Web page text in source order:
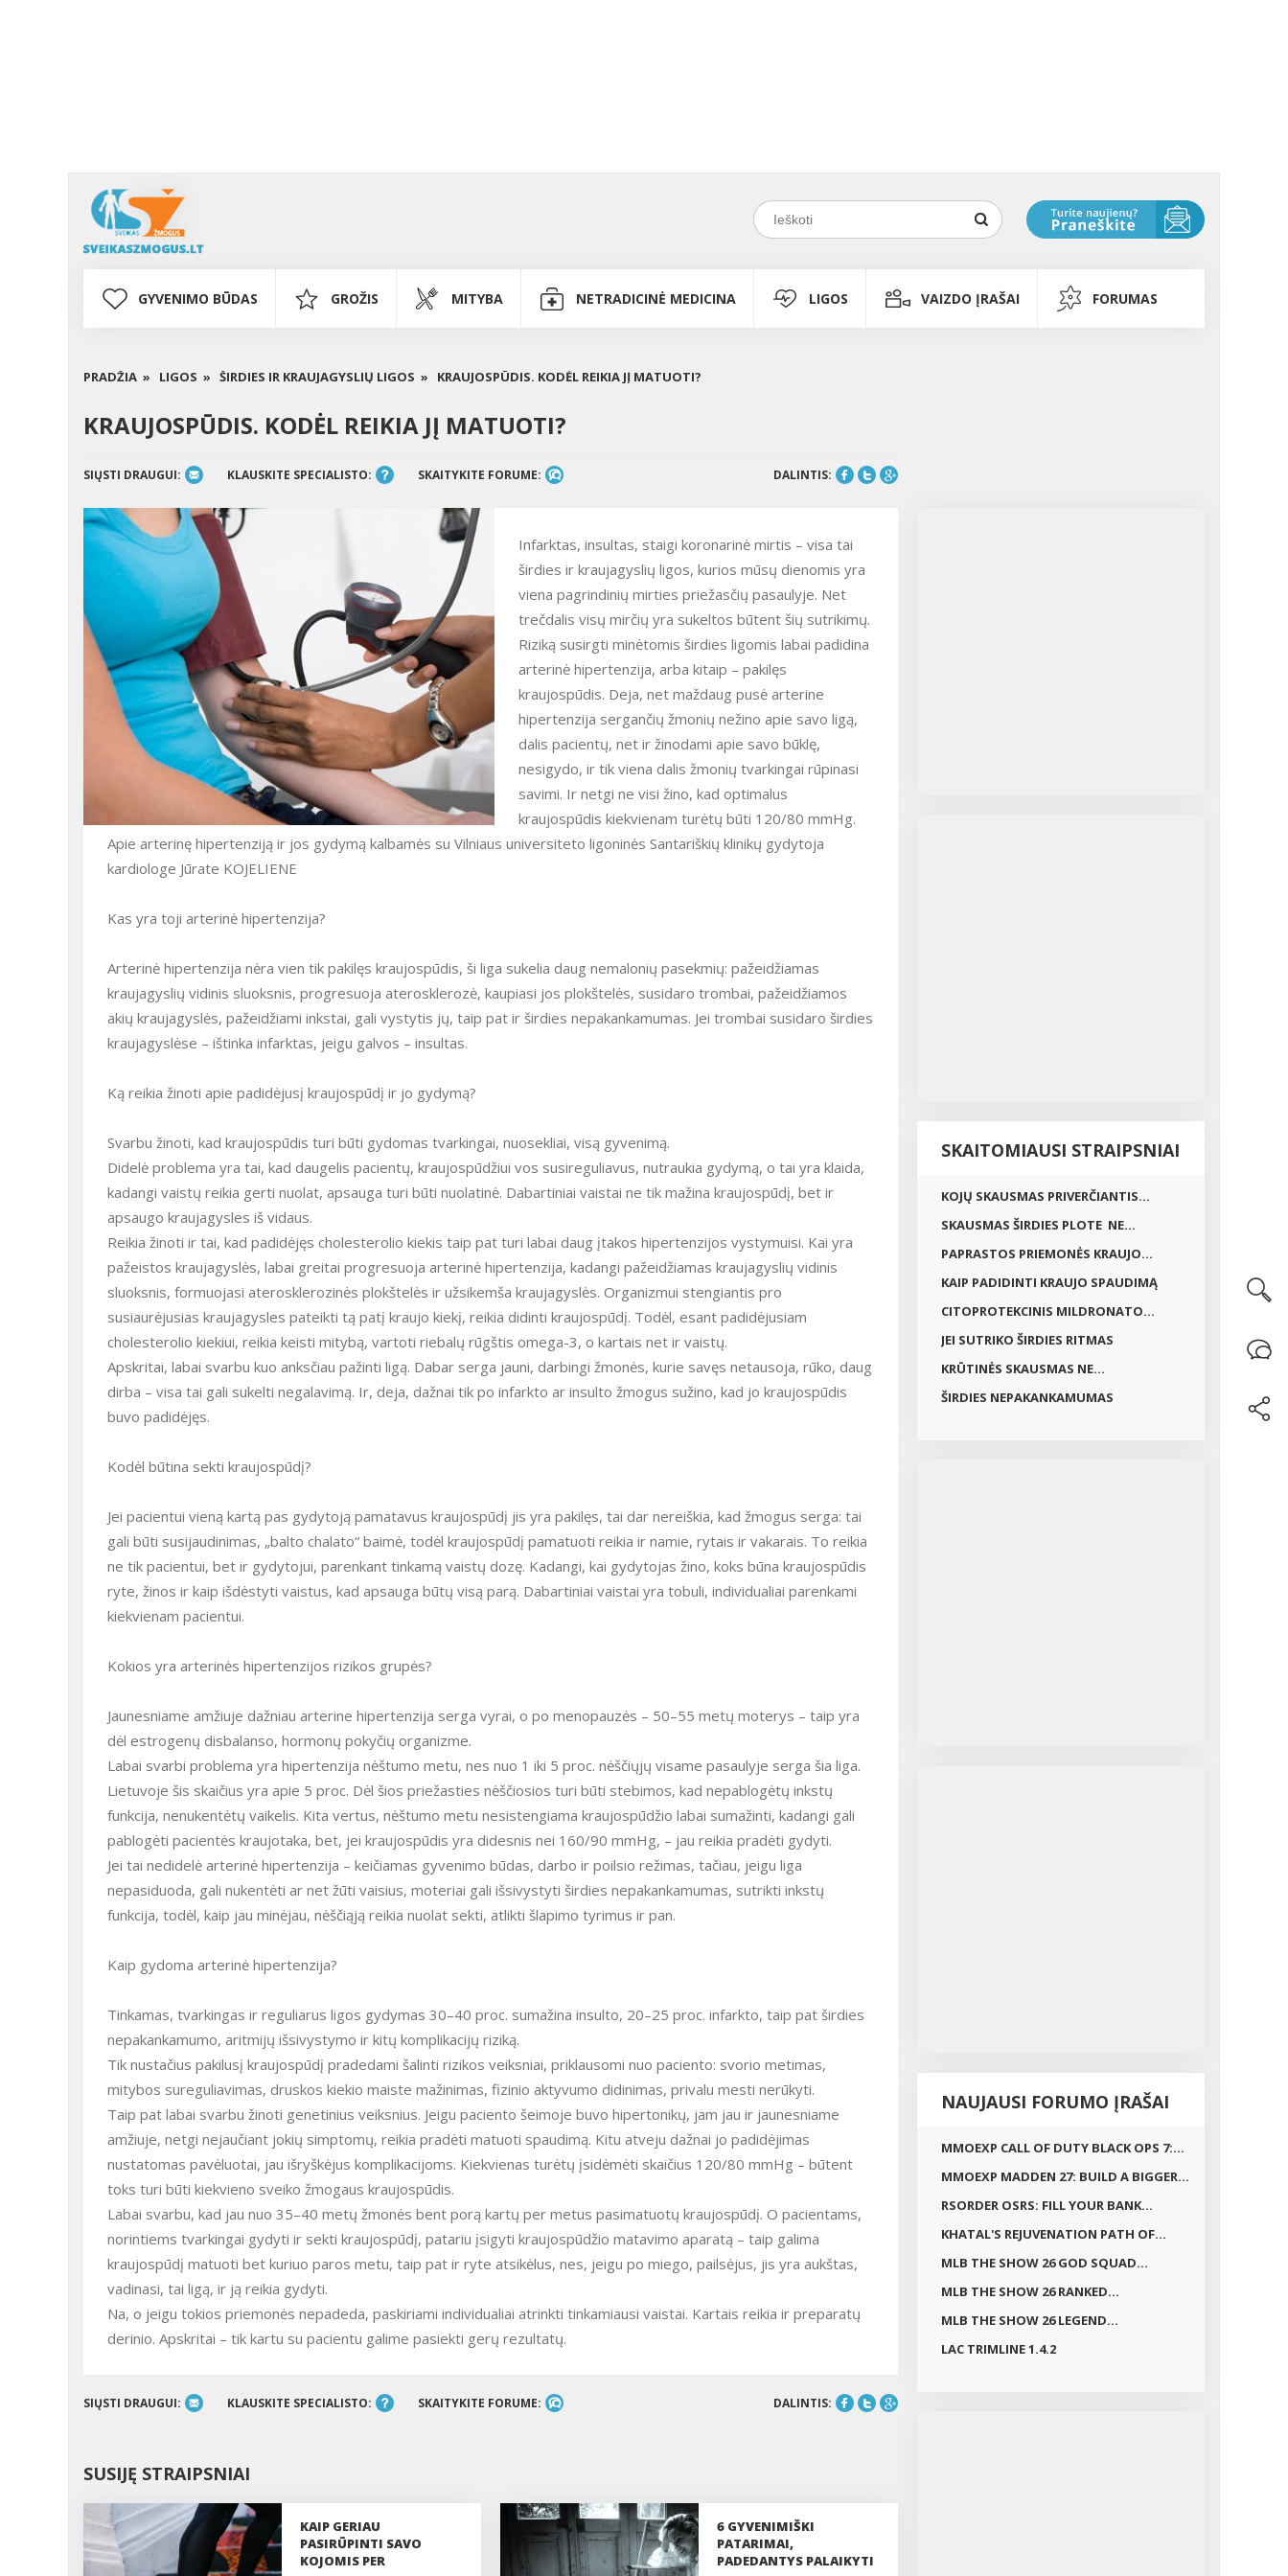
GYVENIMO BŪDAS GROŽIS MITYBA NETRADICINĖ MEDICINA LIGOS VAIZDO ĮRAŠAI FORUMAS
PRADŽIA » LIGOS » ŠIRDIES IR KRAUJAGYSLIŲ LIGOS » KRAUJOSPŪDIS. KODĖL REIKIA JĮ MATUOTI?
KRAUJOSPŪDIS. KODĖL REIKIA JĮ MATUOTI?
SIŲSTI DRAUGUI: KLAUSKITE SPECIALISTO: SKAITYKITE FORUME: DALINTIS:
Infarktas, insultas, staigi koronarinė mirtis – visa tai
širdies ir kraujagyslių ligos, kurios mūsų dienomis yra
viena pagrindinių mirties priežasčių pasaulyje. Net
trečdalis visų mirčių yra sukeltos būtent šių sutrikimų.
Riziką susirgti minėtomis širdies ligomis labai padidina
arterinė hipertenzija, arba kitaip – pakilęs
kraujospūdis. Deja, net maždaug pusė arterine
hipertenzija sergančių žmonių nežino apie savo ligą,
dalis pacientų, net ir žinodami apie savo būklę,
nesigydo, ir tik viena dalis žmonių tvarkingai rūpinasi
savimi. Ir netgi ne visi žino, kad optimalus
kraujospūdis kiekvienam turėtų būti 120/80 mmHg.
Apie arterinę hipertenziją ir jos gydymą kalbamės su Vilniaus universiteto ligoninės Santariškių klinikų gydytoja
kardiologe Jūrate KOJELIENE
Kas yra toji arterinė hipertenzija?
Arterinė hipertenzija nėra vien tik pakilęs kraujospūdis, ši liga sukelia daug nemalonių pasekmių: pažeidžiamas
kraujagyslių vidinis sluoksnis, progresuoja aterosklerozė, kaupiasi jos plokštelės, susidaro trombai, pažeidžiamos
akių kraujagyslės, pažeidžiami inkstai, gali vystytis jų, taip pat ir širdies nepakankamumas. Jei trombai susidaro širdies
kraujagyslėse – ištinka infarktas, jeigu galvos – insultas.
Ką reikia žinoti apie padidėjusį kraujospūdį ir jo gydymą?
Svarbu žinoti, kad kraujospūdis turi būti gydomas tvarkingai, nuosekliai, visą gyvenimą.
Didelė problema yra tai, kad daugelis pacientų, kraujospūdžiui vos susireguliavus, nutraukia gydymą, o tai yra klaida,
kadangi vaistų reikia gerti nuolat, apsauga turi būti nuolatinė. Dabartiniai vaistai ne tik mažina kraujospūdį, bet ir
apsaugo kraujagysles iš vidaus.
Reikia žinoti ir tai, kad padidėjęs cholesterolio kiekis taip pat turi labai daug įtakos hipertenzijos vystymuisi. Kai yra
pažeistos kraujagyslės, labai greitai progresuoja arterinė hipertenzija, kadangi pažeidžiamas kraujagyslių vidinis
sluoksnis, formuojasi aterosklerozinės plokštelės ir užsikemša kraujagyslės. Organizmui stengiantis pro
susiaurėjusias kraujagysles pateikti tą patį kraujo kiekį, reikia didinti kraujospūdį. Todėl, esant padidėjusiam
cholesterolio kiekiui, reikia keisti mitybą, vartoti riebalų rūgštis omega-3, o kartais net ir vaistų.
Apskritai, labai svarbu kuo anksčiau pažinti ligą. Dabar serga jauni, darbingi žmonės, kurie savęs netausoja, rūko, daug
dirba – visa tai gali sukelti negalavimą. Ir, deja, dažnai tik po infarkto ar insulto žmogus sužino, kad jo kraujospūdis
buvo padidėjęs.
Kodėl būtina sekti kraujospūdį?
Jei pacientui vieną kartą pas gydytoją pamatavus kraujospūdį jis yra pakilęs, tai dar nereiškia, kad žmogus serga: tai
gali būti susijaudinimas, „balto chalato“ baimė, todėl kraujospūdį pamatuoti reikia ir namie, rytais ir vakarais. To reikia
ne tik pacientui, bet ir gydytojui, parenkant tinkamą vaistų dozę. Kadangi, kai gydytojas žino, koks būna kraujospūdis
ryte, žinos ir kaip išdėstyti vaistus, kad apsauga būtų visą parą. Dabartiniai vaistai yra tobuli, individualiai parenkami
kiekvienam pacientui.
Kokios yra arterinės hipertenzijos rizikos grupės?
Jaunesniame amžiuje dažniau arterine hipertenzija serga vyrai, o po menopauzės – 50–55 metų moterys – taip yra
dėl estrogenų disbalanso, hormonų pokyčių organizme.
Labai svarbi problema yra hipertenzija nėštumo metu, nes nuo 1 iki 5 proc. nėščiųjų visame pasaulyje serga šia liga.
Lietuvoje šis skaičius yra apie 5 proc. Dėl šios priežasties nėščiosios turi būti stebimos, kad nepablogėtų inkstų
funkcija, nenukentėtų vaikelis. Kita vertus, nėštumo metu nesistengiama kraujospūdžio labai sumažinti, kadangi gali
pablogėti pacientės kraujotaka, bet, jei kraujospūdis yra didesnis nei 160/90 mmHg, – jau reikia pradėti gydyti.
Jei tai nedidelė arterinė hipertenzija – keičiamas gyvenimo būdas, darbo ir poilsio režimas, tačiau, jeigu liga
nepasiduoda, gali nukentėti ar net žūti vaisius, moteriai gali išsivystyti širdies nepakankamumas, sutrikti inkstų
funkcija, todėl, kaip jau minėjau, nėščiąją reikia nuolat sekti, atlikti šlapimo tyrimus ir pan.
Kaip gydoma arterinė hipertenzija?
Tinkamas, tvarkingas ir reguliarus ligos gydymas 30–40 proc. sumažina insulto, 20–25 proc. infarkto, taip pat širdies
nepakankamumo, aritmijų išsivystymo ir kitų komplikacijų riziką.
Tik nustačius pakilusį kraujospūdį pradedami šalinti rizikos veiksniai, priklausomi nuo paciento: svorio metimas,
mitybos sureguliavimas, druskos kiekio maiste mažinimas, fizinio aktyvumo didinimas, privalu mesti nerūkyti.
Taip pat labai svarbu žinoti genetinius veiksnius. Jeigu paciento šeimoje buvo hipertonikų, jam jau ir jaunesniame
amžiuje, netgi nejaučiant jokių simptomų, reikia pradėti matuoti spaudimą. Kitu atveju dažnai jo padidėjimas
nustatomas pavėluotai, jau išryškėjus komplikacijoms. Kiekvienas turėtų įsidėmėti skaičius 120/80 mmHg – būtent
toks turi būti kiekvieno sveiko žmogaus kraujospūdis.
Labai svarbu, kad jau nuo 35–40 metų žmonės bent porą kartų per metus pasimatuotų kraujospūdį. O pacientams,
norintiems tvarkingai gydyti ir sekti kraujospūdį, patariu įsigyti kraujospūdžio matavimo aparatą – taip galima
kraujospūdį matuoti bet kuriuo paros metu, taip pat ir ryte atsikėlus, nes, jeigu po miego, pailsėjus, jis yra aukštas,
vadinasi, tai ligą, ir ją reikia gydyti.
Na, o jeigu tokios priemonės nepadeda, paskiriami individualiai atrinkti tinkamiausi vaistai. Kartais reikia ir preparatų
derinio. Apskritai – tik kartu su pacientu galime pasiekti gerų rezultatų.
SIŲSTI DRAUGUI: KLAUSKITE SPECIALISTO: SKAITYKITE FORUME: DALINTIS:
SUSIJĘ STRAIPSNIAI
KAIP GERIAU
PASIRŪPINTI SAVO
KOJOMIS PER
6 GYVENIMIŠKI
PATARIMAI,
PADEDANTYS PALAIKYTI
SKAITOMIAUSI STRAIPSNIAI
KOJŲ SKAUSMAS PRIVERČIANTIS...
SKAUSMAS ŠIRDIES PLOTE NE...
PAPRASTOS PRIEMONĖS KRAUJO...
KAIP PADIDINTI KRAUJO SPAUDIMĄ
CITOPROTEKCINIS MILDRONATO...
JEI SUTRIKO ŠIRDIES RITMAS
KRŪTINĖS SKAUSMAS NE...
ŠIRDIES NEPAKANKAMUMAS
NAUJAUSI FORUMO ĮRAŠAI
MMOEXP CALL OF DUTY BLACK OPS 7:...
MMOEXP MADDEN 27: BUILD A BIGGER...
RSORDER OSRS: FILL YOUR BANK...
KHATAL'S REJUVENATION PATH OF...
MLB THE SHOW 26 GOD SQUAD...
MLB THE SHOW 26 RANKED...
MLB THE SHOW 26 LEGEND...
LAC TRIMLINE 1.4.2